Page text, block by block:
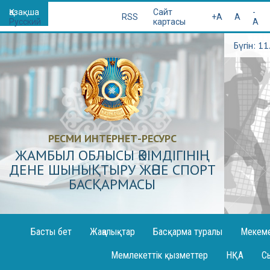
Қазақша
Русский
RSS
Сайт
картасы
+A A
-
A
РЕСМИ ИНТЕРНЕТ-РЕСУРС
ЖАМБЫЛ ОБЛЫСЫ ӘКІМДІГІНІҢ
ДЕНЕ ШЫНЫҚТЫРУ ЖӘНЕ СПОРТ
БАСҚАРМАСЫ
Бүгін:
Басты бет Жаңалықтар
Басқарма туралы
Жоба
Спорт
Мемлекеттік қызметтер
НҚА